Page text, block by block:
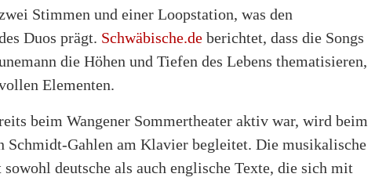
Stimmen und einer Loopstation, was den
Duos prägt. Schwäbische.de berichtet, dass die Songs
die Höhen und Tiefen des Lebens thematisieren,
Elementen.
beim Wangener Sommertheater aktiv war, wird beim
Schmidt-Gahlen am Klavier begleitet. Die musikalische
deutsche als auch englische Texte, die sich mit